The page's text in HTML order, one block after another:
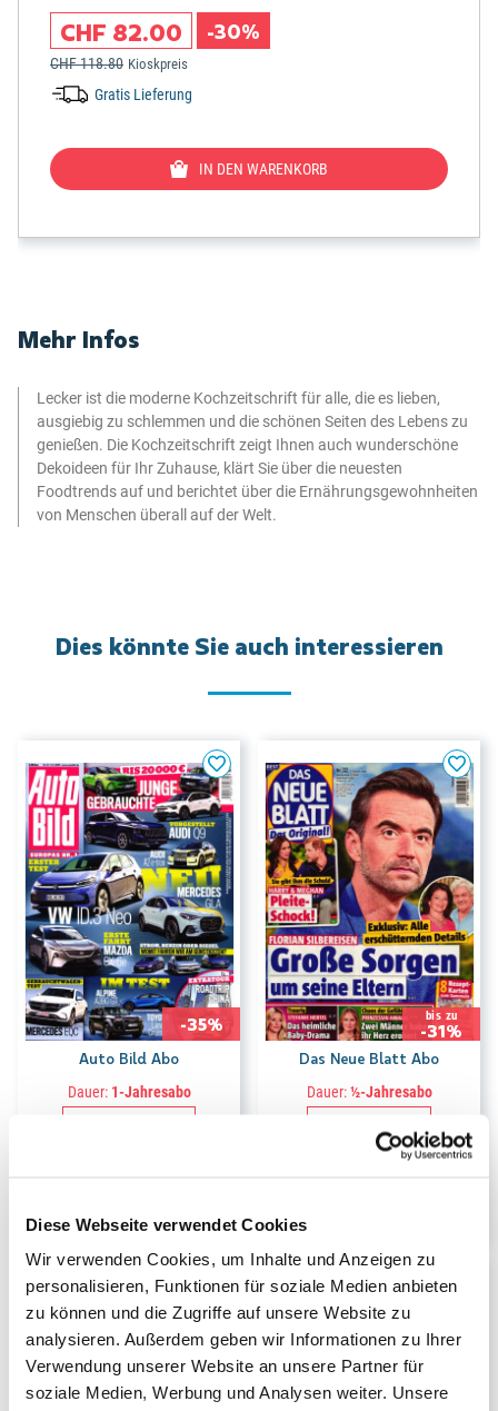
Diese Webseite verwendet Cookies
Wir verwenden Cookies, um Inhalte und Anzeigen zu
personalisieren, Funktionen für soziale Medien anbieten
zu können und die Zugriffe auf unsere Website zu
analysieren. Außerdem geben wir Informationen zu Ihrer
Verwendung unserer Website an unsere Partner für
soziale Medien, Werbung und Analysen weiter. Unsere
CHF 82.00 -30%
CHF 118.80 Kioskpreis
Gratis Lieferung
IN DEN WARENKORB
Mehr Infos
Lecker ist die moderne Kochzeitschrift für alle, die es lieben,
ausgiebig zu schlemmen und die schönen Seiten des Lebens zu
genießen. Die Kochzeitschrift zeigt Ihnen auch wunderschöne
Dekoideen für Ihr Zuhause, klärt Sie über die neuesten
Foodtrends auf und berichtet über die Ernährungsgewohnheiten
von Menschen überall auf der Welt.
Dies könnte Sie auch interessieren
-35%
Auto Bild Abo
Dauer:1-Jahresabo
bis zu
-31%
Das Neue Blatt Abo
Dauer:½-Jahresabo
99.00
Kioskpreis